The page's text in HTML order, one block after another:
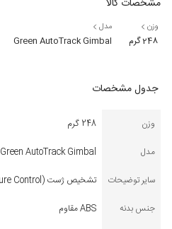
مشخصات کالا
وزن
248 گرم
مدل
Green AutoTrack Gimbal
جدول مشخصات
وزن
248 گرم
مدل
Green AutoTrack Gimbal
سایر توضیحات
تشخیص ژست (Gesture Control)
جنس بدنه
ABS مقاوم